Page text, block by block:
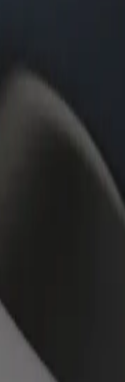
Tilføj restaurant eller butik
Nå flere kunder og øg din